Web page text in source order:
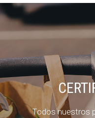
Todos nuestros